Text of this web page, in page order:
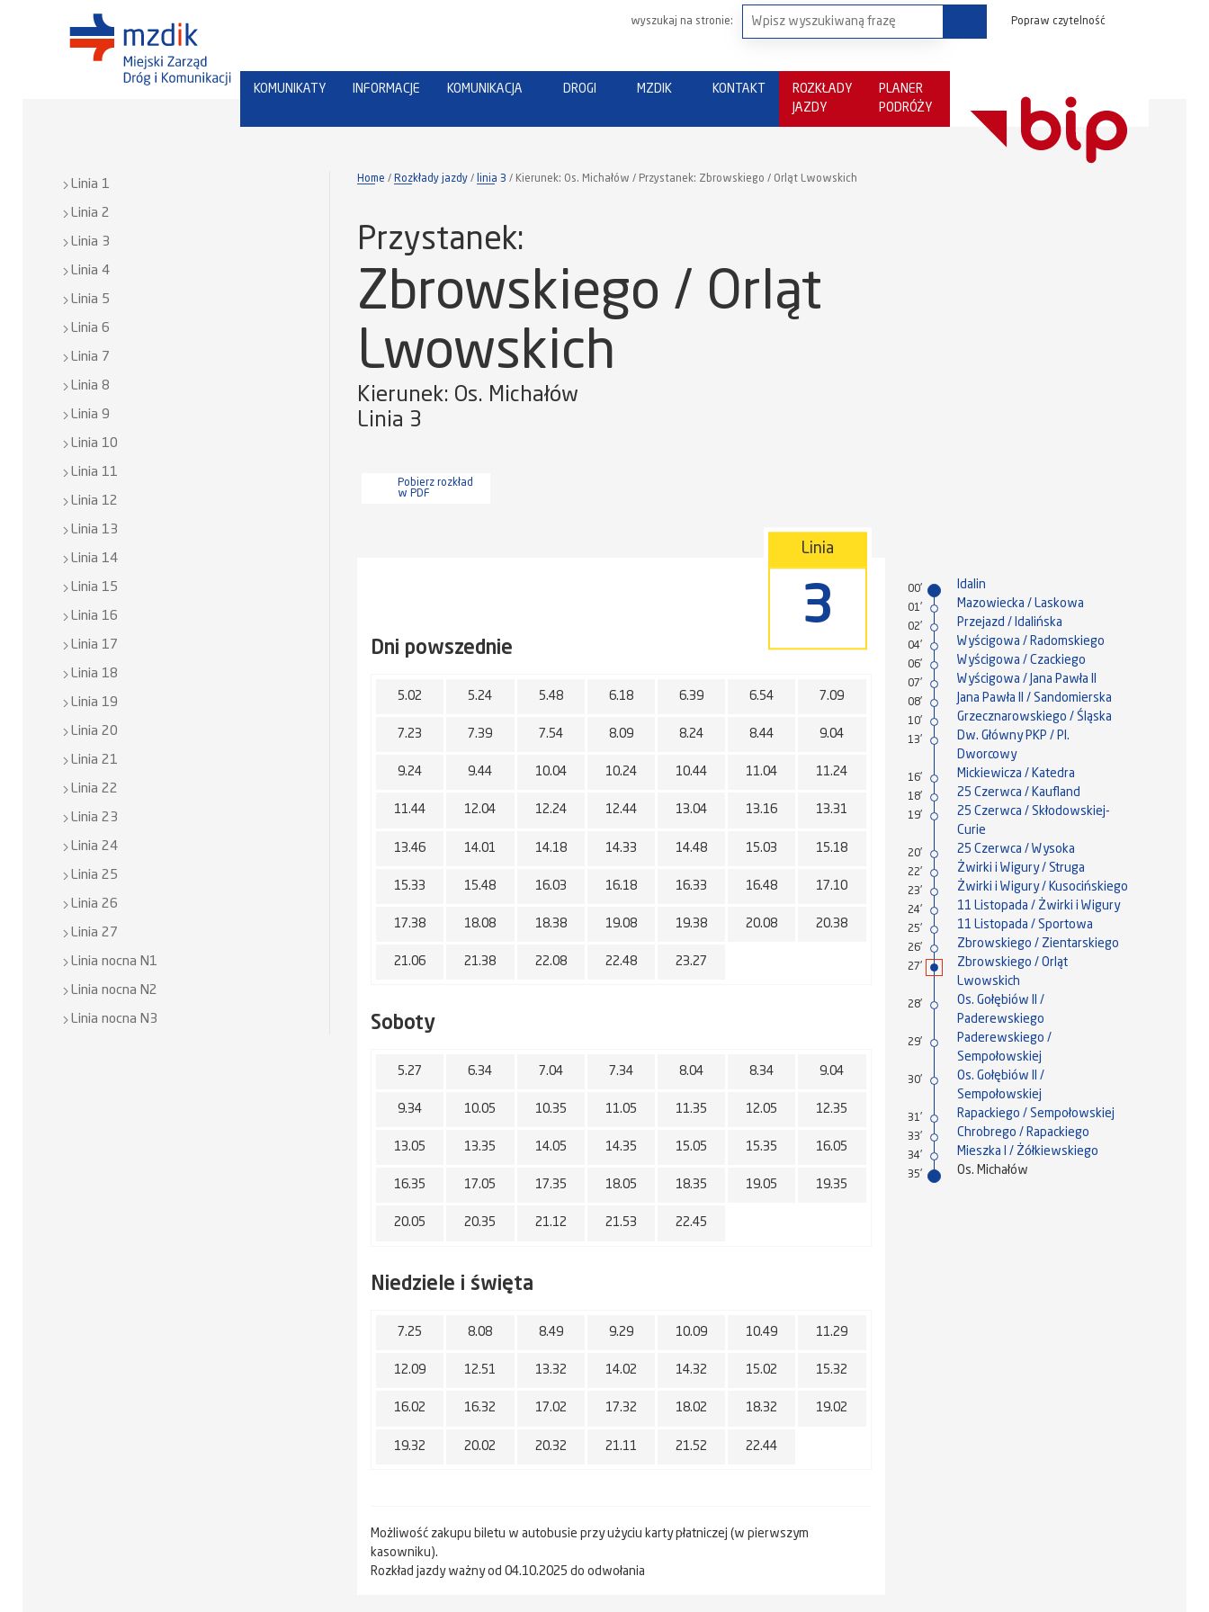
Popraw czytelność
KOMUNIKATY INFORMACJE KOMUNIKACJA DROGI MZDIK KONTAKT
ROZKŁADY
JAZDY
PLANER
PODRÓŻY
wyszukaj na stronie:
Home Rozkłady jazdy linia 3 Kierunek: Os. Michałów / Przystanek: Zbrowskiego / Orląt Lwowskich
Przystanek:
Zbrowskiego / Orląt
Lwowskich
Kierunek: Os. Michałów
Linia 3
Pobierz rozkład
w PDF
Linia
3
Dni powszednie
5.02 5.24 5.48 6.18 6.39 6.54 7.09
7.23 7.39 7.54 8.09 8.24 8.44 9.04
9.24 9.44 10.04 10.24 10.44 11.04 11.24
11.44 12.04 12.24 12.44 13.04 13.16 13.31
13.46 14.01 14.18 14.33 14.48 15.03 15.18
15.33 15.48 16.03 16.18 16.33 16.48 17.10
17.38 18.08 18.38 19.08 19.38 20.08 20.38
21.06 21.38 22.08 22.48 23.27
Soboty
5.27 6.34 7.04 7.34 8.04 8.34 9.04
9.34 10.05 10.35 11.05 11.35 12.05 12.35
13.05 13.35 14.05 14.35 15.05 15.35 16.05
16.35 17.05 17.35 18.05 18.35 19.05 19.35
20.05 20.35 21.12 21.53 22.45
Niedziele i święta
7.25 8.08 8.49 9.29 10.09 10.49 11.29
12.09 12.51 13.32 14.02 14.32 15.02 15.32
16.02 16.32 17.02 17.32 18.02 18.32 19.02
19.32 20.02 20.32 21.11 21.52 22.44
Możliwość zakupu biletu w autobusie przy użyciu karty płatniczej (w pierwszym
kasowniku).
Rozkład jazdy ważny od 04.10.2025 do odwołania
00' Idalin
01' Mazowiecka / Laskowa
02' Przejazd / Idalińska
04' Wyścigowa / Radomskiego
06' Wyścigowa / Czackiego
07' Wyścigowa / Jana Pawła II
08' Jana Pawła II / Sandomierska
10' Grzecznarowskiego / Śląska
13'
Dw. Główny PKP / Pl.
Dworcowy
16' Mickiewicza / Katedra
18' 25 Czerwca / Kaufland
19'
25 Czerwca / Skłodowskiej-
Curie
20' 25 Czerwca / Wysoka
22' Żwirki i Wigury / Struga
23' Żwirki i Wigury / Kusocińskiego
24' 11 Listopada / Żwirki i Wigury
25' 11 Listopada / Sportowa
26' Zbrowskiego / Zientarskiego
27'
Zbrowskiego / Orląt
Lwowskich
28'
Os. Gołębiów II /
Paderewskiego
29'
Paderewskiego /
Sempołowskiej
30'
Os. Gołębiów II /
Sempołowskiej
31' Rapackiego / Sempołowskiej
33' Chrobrego / Rapackiego
34' Mieszka I / Żółkiewskiego
35' Os. Michałów
Linia 1
Linia 2
Linia 3
Linia 4
Linia 5
Linia 6
Linia 7
Linia 8
Linia 9
Linia 10
Linia 11
Linia 12
Linia 13
Linia 14
Linia 15
Linia 16
Linia 17
Linia 18
Linia 19
Linia 20
Linia 21
Linia 22
Linia 23
Linia 24
Linia 25
Linia 26
Linia 27
Linia nocna N1
Linia nocna N2
Linia nocna N3